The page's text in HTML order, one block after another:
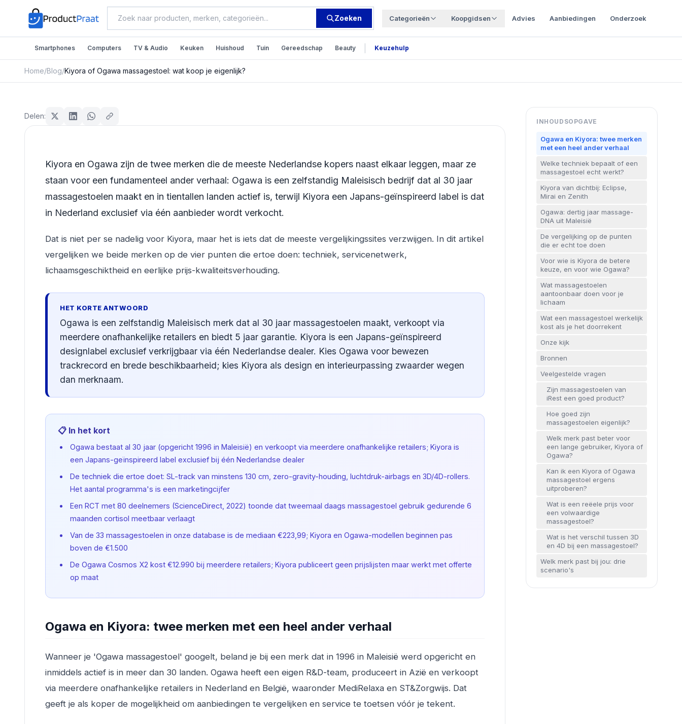
Zoeken Categorieën Koopgidsen Advies Aanbiedingen Onderzoek
Smartphones Computers TV & Audio Keuken Huishoud Tuin Gereedschap Beauty Keuzehulp
Home/Blog/Kiyora of Ogawa massagestoel: wat koop je eigenlijk?
Kiyora of Ogawa massagestoel: wat koop je
eigenlijk?
Bijgewerkt: 25 juli 202614min leestijd
Delen:
Kiyora en Ogawa zijn de twee merken die de meeste Nederlandse kopers naast elkaar leggen, maar ze
staan voor een fundamenteel ander verhaal: Ogawa is een zelfstandig Maleisisch bedrijf dat al 30 jaar
massagestoelen maakt en in tientallen landen actief is, terwijl Kiyora een Japans-geïnspireerd label is dat
in Nederland exclusief via één aanbieder wordt verkocht.
Dat is niet per se nadelig voor Kiyora, maar het is iets dat de meeste vergelijkingssites verzwijgen. In dit artikel
vergelijken we beide merken op de vier punten die ertoe doen: techniek, servicenetwerk,
lichaamsgeschiktheid en eerlijke prijs-kwaliteitsverhouding.
HET KORTE ANTWOORD
Ogawa is een zelfstandig Maleisisch merk dat al 30 jaar massagestoelen maakt, verkoopt via
meerdere onafhankelijke retailers en biedt 5 jaar garantie. Kiyora is een Japans-geïnspireerd
designlabel exclusief verkrijgbaar via één Nederlandse dealer. Kies Ogawa voor bewezen
trackrecord en brede beschikbaarheid; kies Kiyora als design en interieurpassing zwaarder wegen
dan merknaam.
📋 In het kort
Ogawa bestaat al 30 jaar (opgericht 1996 in Maleisië) en verkoopt via meerdere onafhankelijke retailers; Kiyora is
een Japans-geïnspireerd label exclusief bij één Nederlandse dealer
De techniek die ertoe doet: SL-track van minstens 130 cm, zero-gravity-houding, luchtdruk-airbags en 3D/4D-rollers.
Het aantal programma's is een marketingcijfer
Een RCT met 80 deelnemers (ScienceDirect, 2022) toonde dat tweemaal daags massagestoel gebruik gedurende 6
maanden cortisol meetbaar verlaagt
Van de 33 massagestoelen in onze database is de mediaan €223,99; Kiyora en Ogawa-modellen beginnen pas
boven de €1.500
De Ogawa Cosmos X2 kost €12.990 bij meerdere retailers; Kiyora publiceert geen prijslijsten maar werkt met offerte
op maat
Ogawa en Kiyora: twee merken met een heel ander verhaal
Wanneer je 'Ogawa massagestoel' googelt, beland je bij een merk dat in 1996 in Maleisië werd opgericht en
inmiddels actief is in meer dan 30 landen. Ogawa heeft een eigen R&D-team, produceert in Azië en verkoopt
via meerdere onafhankelijke retailers in Nederland en België, waaronder MediRelaxa en ST&Zorgwijs. Dat
geeft je als koper de mogelijkheid om aanbiedingen te vergelijken en service te toetsen vóór je tekent.
INHOUDSOPGAVE
Ogawa en Kiyora: twee merken
met een heel ander verhaal
Welke techniek bepaalt of een
massagestoel echt werkt?
Kiyora van dichtbij: Eclipse,
Mirai en Zenith
Ogawa: dertig jaar massage-
DNA uit Maleisië
De vergelijking op de punten
die er echt toe doen
Voor wie is Kiyora de betere
keuze, en voor wie Ogawa?
Wat massagestoelen
aantoonbaar doen voor je
lichaam
Wat een massagestoel werkelijk
kost als je het doorrekent
Onze kijk
Bronnen
Veelgestelde vragen
Zijn massagestoelen van
iRest een goed product?
Hoe goed zijn
massagestoelen eigenlijk?
Welk merk past beter voor
een lange gebruiker, Kiyora of
Ogawa?
Kan ik een Kiyora of Ogawa
massagestoel ergens
uitproberen?
Wat is een reëele prijs voor
een volwaardige
massagestoel?
Wat is het verschil tussen 3D
en 4D bij een massagestoel?
Welk merk past bij jou: drie
scenario's